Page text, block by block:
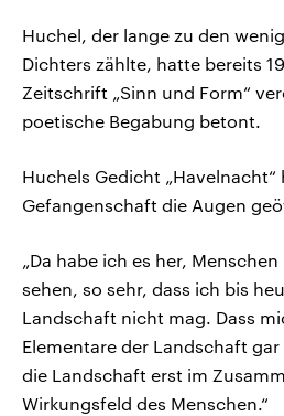
Huchel, der lange zu den
Dichters zählte, hatte bereits
Zeitschrift „Sinn und Form“
poetische Begabung betont.
Huchels Gedicht
Gefangenschaft die Augen
„Da habe ich es her,
sehen, so sehr, dass ich bis
Landschaft nicht mag. Dass
Elementare der Landschaft
die Landschaft erst im
Wirkungsfeld des Menschen.“